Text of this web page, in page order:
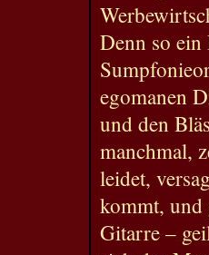
Denn so ein
egomanen
und den
manchmal,
leidet,
kommt, und
Gitarre –